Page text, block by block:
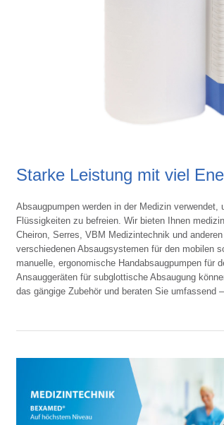
Starke Leistung mit viel
Absaugpumpen werden in der Medizin
Flüssigkeiten zu befreien. Wir bieten Ihnen
Cheiron, Serres, VBM Medizintechnik und
verschiedenen Absaugsystemen für den mobilen
manuelle, ergonomische Handabsaugpumpen für
Ansauggeräten für subglottische Absaugung
das gängige Zubehör und beraten Sie umfassend